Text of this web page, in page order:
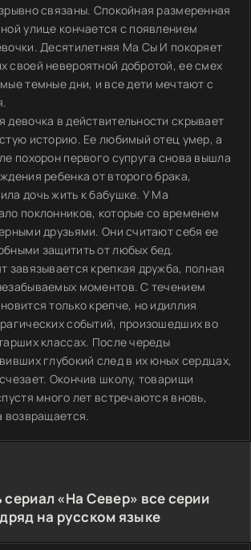
связаны. Спокойная размеренная
улице кончается с появлением
Десятилетняя Ма Сы И покоряет
своей невероятной добротой, ее смех
темные дни, и все дети мечтают с
девочка в действительности скрывает
историю. Ее любимый отец умер, а
похорон первого супруга снова вышла
ребенка от второго брака,
дочь жить к бабушке. У Ма
поклонников, которые со временем
друзьями. Они считают себя ее
защитить от любых бед.
завязывается крепкая дружба, полная
моментов. С течением
только крепче, но идиллия
событий, произошедших во
классах. После череды
глубокий след в их юных сердцах,
Окончив школу, товарищи
много лет встречаются вновь,
возвращается.
«На Север» все серии
на русском языке